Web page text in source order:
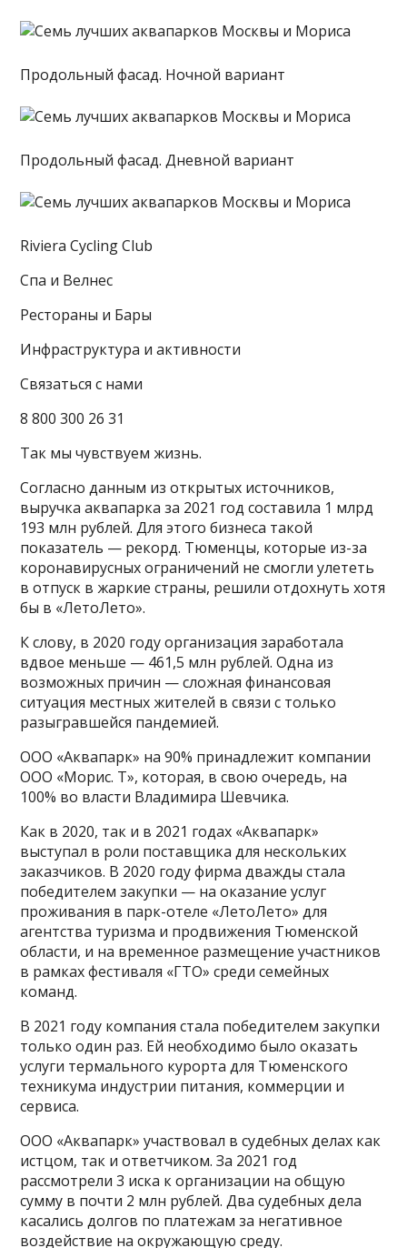
Продольный фасад. Ночной вариант
Продольный фасад. Дневной вариант
Riviera Cycling Club
Спа и Велнес
Рестораны и Бары
Инфраструктура и активности
Связаться с нами
8 800 300 26 31
Так мы чувствуем жизнь.
Согласно данным из открытых источников,
выручка аквапарка за 2021 год составила 1 млрд
193 млн рублей. Для этого бизнеса такой
показатель — рекорд. Тюменцы, которые из-за
коронавирусных ограничений не смогли улететь
в отпуск в жаркие страны, решили отдохнуть хотя
бы в «ЛетоЛето».
К слову, в 2020 году организация заработала
вдвое меньше — 461,5 млн рублей. Одна из
возможных причин — сложная финансовая
ситуация местных жителей в связи с только
разыгравшейся пандемией.
ООО «Аквапарк» на 90% принадлежит компании
ООО «Морис. Т», которая, в свою очередь, на
100% во власти Владимира Шевчика.
Как в 2020, так и в 2021 годах «Аквапарк»
выступал в роли поставщика для нескольких
заказчиков. В 2020 году фирма дважды стала
победителем закупки — на оказание услуг
проживания в парк-отеле «ЛетоЛето» для
агентства туризма и продвижения Тюменской
области, и на временное размещение участников
в рамках фестиваля «ГТО» среди семейных
команд.
В 2021 году компания стала победителем закупки
только один раз. Ей необходимо было оказать
услуги термального курорта для Тюменского
техникума индустрии питания, коммерции и
сервиса.
ООО «Аквапарк» участвовал в судебных делах как
истцом, так и ответчиком. За 2021 год
рассмотрели 3 иска к организации на общую
сумму в почти 2 млн рублей. Два судебных дела
касались долгов по платежам за негативное
воздействие на окружающую среду.